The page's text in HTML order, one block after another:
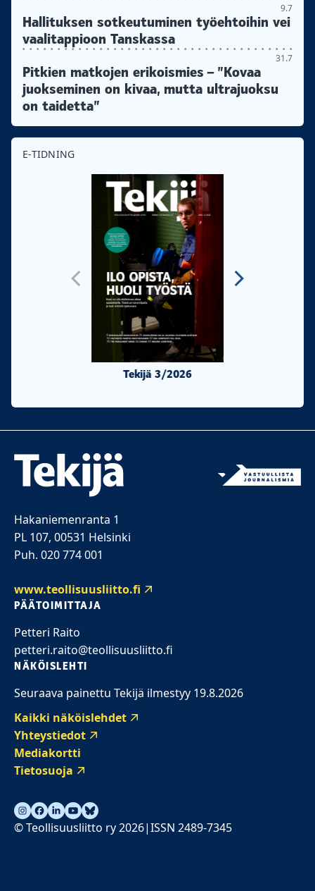
9.7
Hallituksen sotkeutuminen työehtoihin vei
vaalitappioon Tanskassa
31.7
Pitkien matkojen erikoismies – ”Kovaa
juokseminen on kivaa, mutta ultrajuoksu
on taidetta”
E-TIDNING
Tekijä 3/2026
Hakaniemenranta 1
PL 107, 00531 Helsinki
Puh. 020 774 001
www.teollisuusliitto.fi
PÄÄTOIMITTAJA
Petteri Raito
petteri.raito@teollisuusliitto.fi
NÄKÖISLEHTI
Seuraava painettu Tekijä ilmestyy 19.8.2026
Kaikki näköislehdet
Yhteystiedot
Mediakortti
Tietosuoja
© Teollisuusliitto ry 2026|ISSN 2489-7345